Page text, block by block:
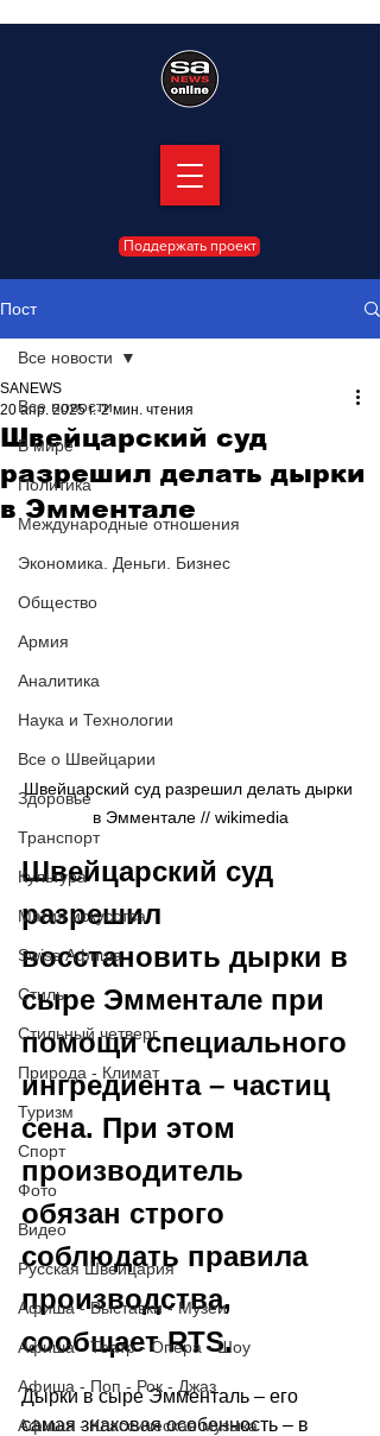
Поддержать проект
Пост
Все новости
В мире
Политика
Международные отношения
Экономика. Деньги. Бизнес
Общество
Армия
Аналитика
Наука и Технологии
Все о Швейцарии
Здоровье
Транспорт
Культура
Магия искусства
Swiss Афиша
Стиль
Стильный четверг
Природа - Климат
Туризм
Спорт
Фото
Видео
Русская Швейцария
Афиша - Выставки - Музеи
Афиша - Театр - Опера - Шоу
Афиша - Поп - Рок - Джаз
Афиша - Классическая музыка
Все новости
Швейцарский суд
разрешил делать дырки
в Эмментале
SANEWS
20 апр. 2025 г. 2 мин. чтения
Швейцарский суд разрешил делать дырки
в Эмментале // wikimedia
Швейцарский суд
разрешил
восстановить дырки в
сыре Эмментале при
помощи специального
ингредиента – частиц
сена. При этом
производитель
обязан строго
соблюдать правила
производства,
сообщает RTS.
Дырки в сыре Эмменталь – его
самая знаковая особенность – в